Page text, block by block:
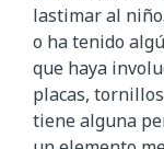
lastimar al
o ha tenido
que haya
placas,
tiene alguna